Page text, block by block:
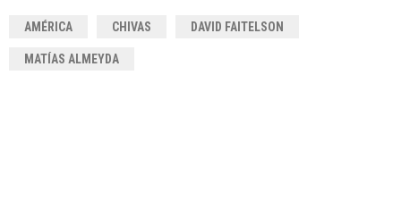
AMÉRICA CHIVAS DAVID FAITELSON
MATÍAS ALMEYDA